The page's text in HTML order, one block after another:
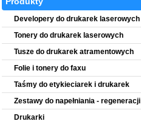
Developery do drukarek laserowych
Tonery do drukarek laserowych
Tusze do drukarek atramentowych
Folie i tonery do faxu
Taśmy do etykieciarek i drukarek
Zestawy do napełniania - regeneracji
Drukarki